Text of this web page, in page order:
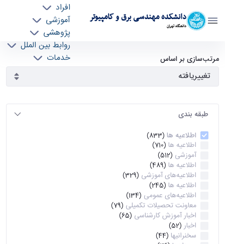
دانشکده مهندسی برق و کامپیوتر
دانشگاه تهران
افراد
آموزشی
پژوهشی
روابط بین الملل
خدمات
آرشیو اطلاعیه ها - ece- دانشکده مهندسی برق و
کامپیوتر
مرتب‌سازی بر اساس
طبقه بندی
اطلاعیه ها (833)
اطلاعیه ها (710)
آموزشی (512)
اطلاعیه ها (489)
اطلاعیه‌های‌ آموزشی (329)
اطلاعیه ها (245)
اطلاعیه‌های عمومی (134)
معاونت تحصیلات تکمیلی (79)
اخبار آموزش کارشناسی (65)
اخبار (52)
سخنرانیها (44)